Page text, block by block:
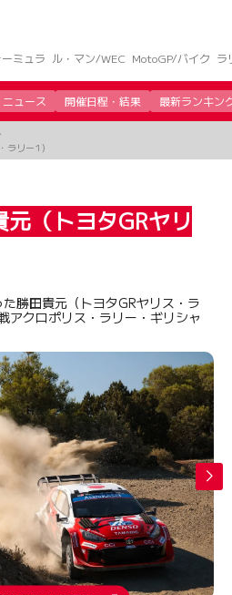
ミュラ ル・マン/WEC MotoGP/バイク ラ
ニュース 開催日程・結果 最新ランキン
ラリー1）
元（トヨタGRヤリ
勝田貴元（トヨタGRヤリス・ラ
クロポリス・ラリー・ギリシャ